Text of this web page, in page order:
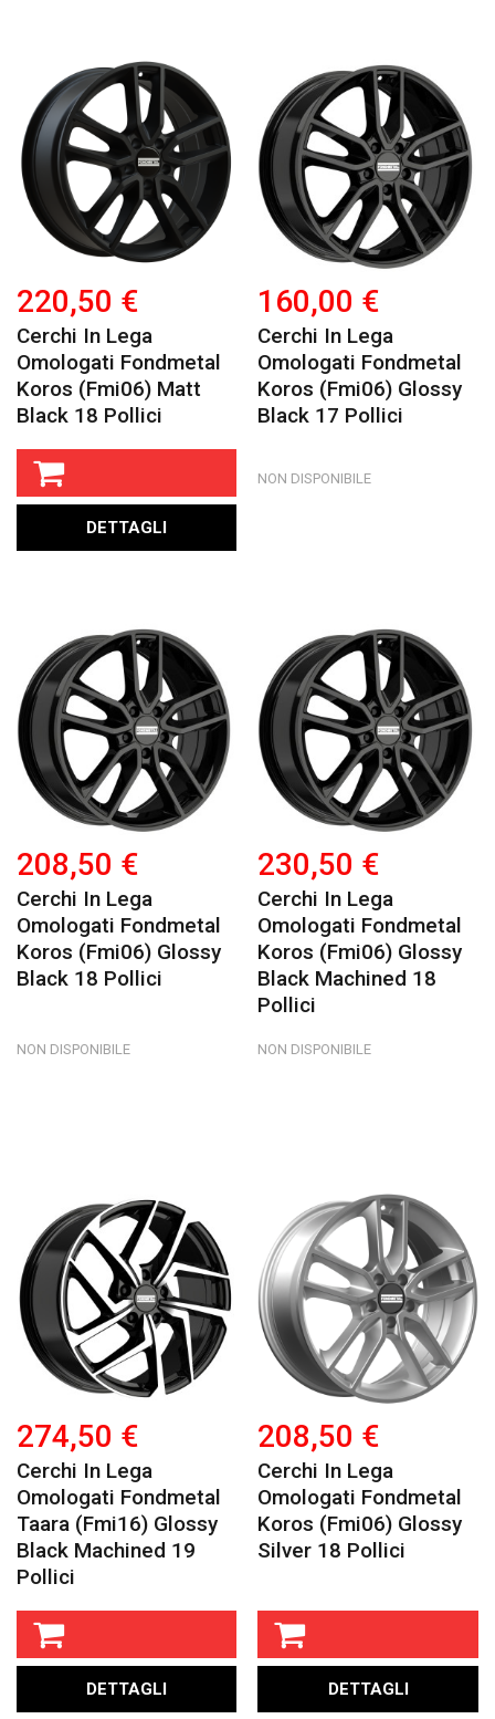
220,50 €
Cerchi In Lega
Omologati Fondmetal
Koros (fmi06) Matt
Black 18 Pollici
DETTAGLI
160,00 €
Cerchi In Lega
Omologati Fondmetal
Koros (fmi06) Glossy
Black 17 Pollici
NON DISPONIBILE
208,50 €
Cerchi In Lega
Omologati Fondmetal
Koros (fmi06) Glossy
Black 18 Pollici
NON DISPONIBILE
230,50 €
Cerchi In Lega
Omologati Fondmetal
Koros (fmi06) Glossy
Black Machined 18
Pollici
NON DISPONIBILE
274,50 €
Cerchi In Lega
Omologati Fondmetal
Taara (fmi16) Glossy
Black Machined 19
Pollici
DETTAGLI
208,50 €
Cerchi In Lega
Omologati Fondmetal
Koros (fmi06) Glossy
Silver 18 Pollici
DETTAGLI